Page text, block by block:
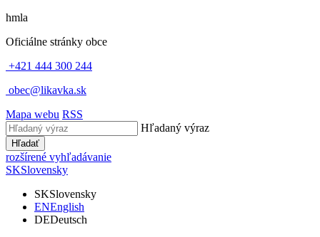
hmla
Oficiálne stránky obce
+421 444 300 244
obec@likavka.sk
Mapa webu RSS
Hľadaný výraz
Hľadať
rozšírené vyhľadávanie
SKSlovensky
SKSlovensky
ENEnglish
DEDeutsch